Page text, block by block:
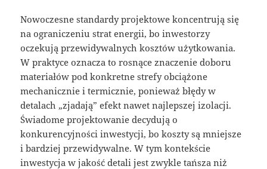
Nowoczesne standardy projektowe koncentrują się
na ograniczeniu strat energii, bo inwestorzy
oczekują przewidywalnych kosztów użytkowania.
W praktyce oznacza to rosnące znaczenie doboru
materiałów pod konkretne strefy obciążone
mechanicznie i termicznie, ponieważ błędy w
detalach „zjadają” efekt nawet najlepszej izolacji.
Świadome projektowanie decydują o
konkurencyjności inwestycji, bo koszty są mniejsze
i bardziej przewidywalne. W tym kontekście
inwestycja w jakość detali jest zwykle tańsza niż